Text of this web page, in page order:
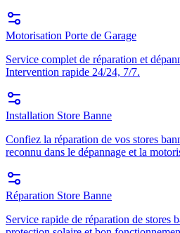
Motorisation Porte de Garage
Service complet de réparation et
Intervention rapide 24/24, 7/7.
Installation Store Banne
Confiez la réparation de vos stores
reconnu dans le dépannage et la
Réparation Store Banne
Service rapide de réparation de stores